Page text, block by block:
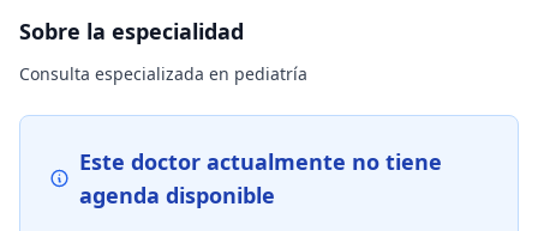
Sobre la especialidad
Consulta especializada en pediatría
Este doctor actualmente no tiene
agenda disponible